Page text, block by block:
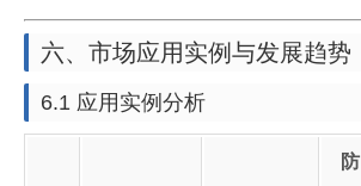
六、市场应用实例与发展趋势
6.1 应用实例分析
防